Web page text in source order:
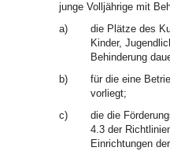
junge Volljährige mit
a)
die Plätze des
Kinder,
Behinderung
b)
für die eine
vorliegt;
c)
die die
4.3 der
Einrichtungen